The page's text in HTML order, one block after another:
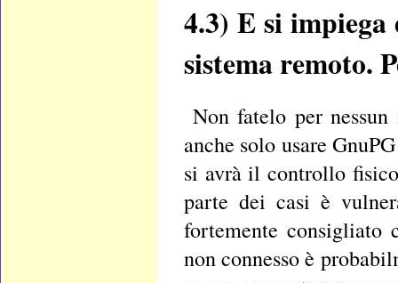
4.3) E si impiega
sistema remoto.
Non fatelo per
anche solo usare
si avrà il controllo
parte dei casi è
fortemente consigliato
non connesso è